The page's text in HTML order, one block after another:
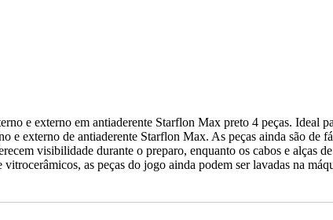
e externo em antiaderente Starflon Max preto 4 peças. Ideal
externo de antiaderente Starflon Max. As peças ainda são de
visibilidade durante o preparo, enquanto os cabos e alças
as peças do jogo ainda podem ser lavadas na